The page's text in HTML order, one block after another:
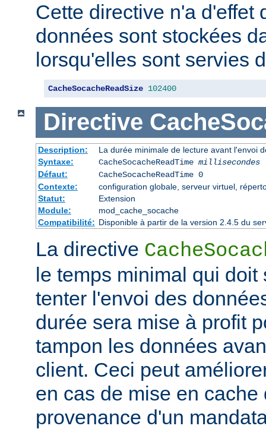
Cette directive n'a d'effet
données sont stockées
lorsqu'elles sont servies
CacheSocacheReadSize 102400
Directive
Description:
La durée minimale de lecture avant l'envoi
Syntaxe:
CacheSocacheReadTime millisecondes
Défaut:
CacheSocacheReadTime 0
Contexte:
configuration globale, serveur virtuel,
Statut:
Extension
Module:
mod_cache_socache
Compatibilité: Disponible à partir de la version 2.4.5 du
La directive
le temps minimal qui doit
tenter l'envoi des
durée sera mise à profit
tampon les données
client. Ceci peut
en cas de mise en cache
provenance d'un